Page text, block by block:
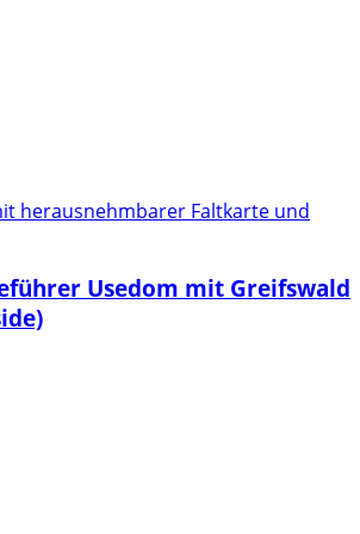
herausnehmbarer Faltkarte und
Usedom mit Greifswald